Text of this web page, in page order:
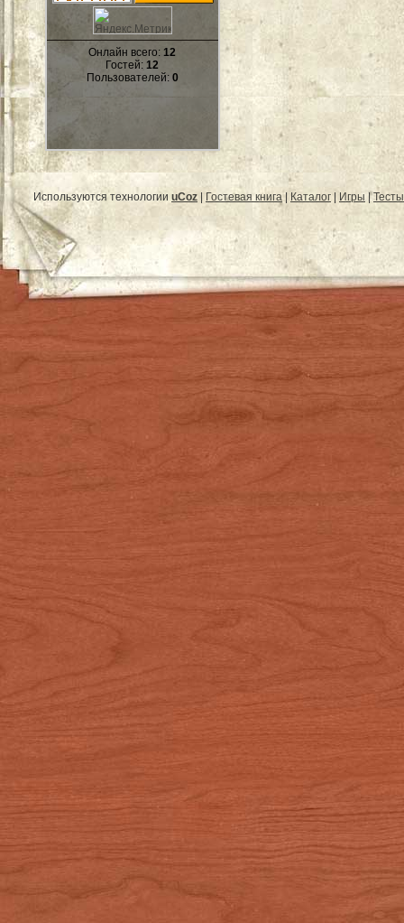
Онлайн всего: 12
Гостей: 12
Пользователей: 0
Используются технологии uCoz | Гостевая книга | Каталог | Игры |Тесты